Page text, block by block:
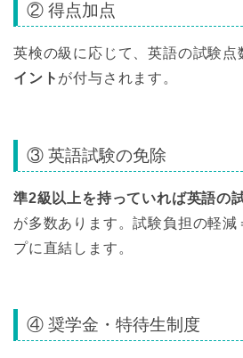
② 得点加点
英検の級に応じて、英語の試験点
イント が付与されます。
③ 英語試験の免除
準2級以上を持っていれば英語の
が多数あります。試験負担の軽減
プに直結します。
④ 奨学金・特待生制度